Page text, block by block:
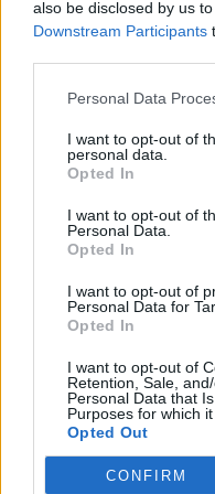
also be disclosed by us
Downstream Participants
Personal Data
I want to opt-out of
personal data.
Opted In
I want to opt-out of
Personal Data.
Opted In
I want to opt-out of
Personal Data for
Opted In
I want to opt-out of
Retention, Sale,
Personal Data that
Purposes for which it
Opted Out
CONFIRM
MONDO3 SU TELEGRAM
MONDO3 SU FACEBOOK
CONDIVIDI QUESTO